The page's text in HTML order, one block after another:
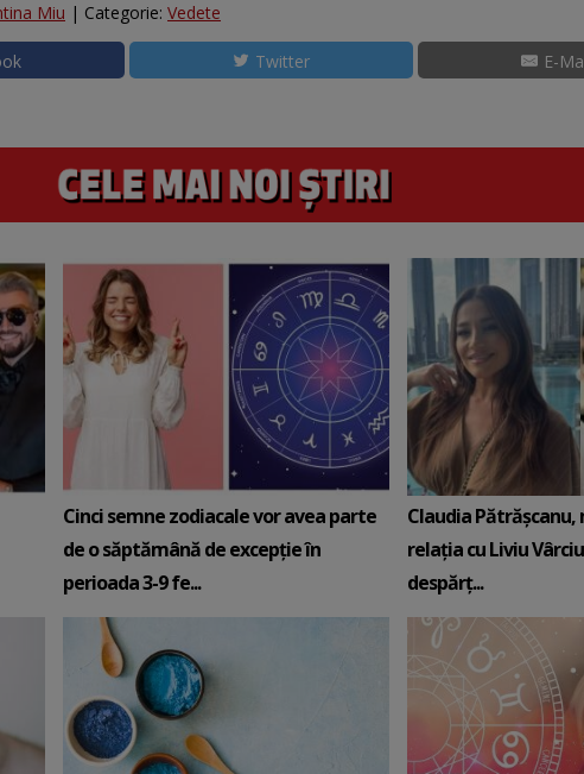
Miu | Categorie: Vedete
Twitter E-
Cinci semne zodiacale vor avea parte
de o săptămână de excepție în
perioada 3-9 fe...
Claudia
relația cu Liviu
despărț...